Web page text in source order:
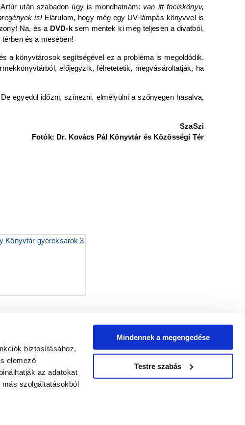
biztosításához,
elemező
az adatokat
szolgáltatásokból
Mindennek a megengedése
Testre szabás
után szabadon úgy is mondhatnám: van itt fociskönyv,
is!Elárulom, hogy még egy UV-lámpás könyvvel is
Na, és a DVD-ksem mentek ki még teljesen a divatból,
és a mesében!
a könyvtárosok segítségével ez a probléma is megoldódik.
előjegyzik, félretetetik, megvásároltatják, ha
egyedül időzni, színezni, elmélyülni a szőnyegen hasalva,
SzaSzi
Fotók: Dr. Kovács Pál Könyvtár és Közösségi Tér